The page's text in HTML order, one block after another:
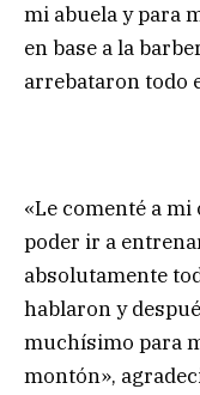
mi abuela y para
en base a la
arrebataron todo
«Le comenté a
poder ir a
absolutamente
hablaron y
muchísimo para
montón»,